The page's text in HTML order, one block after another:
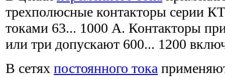
трехполюсные контакторы серии
токами 63... 1000 А. Контакторы
или три допускают 600... 1200
В сетях постоянного тока